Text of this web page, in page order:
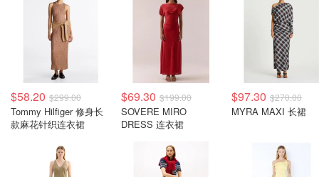
$58.20 $299.00
Tommy Hilfiger 修身长
款麻花针织连衣裙
$69.30 $199.00
SOVERE MIRO
DRESS 连衣裙
$97.30 $270.00
MYRA MAXI 长裙